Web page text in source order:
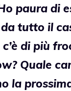
paura di
tutto il
c’è di più
Quale
la